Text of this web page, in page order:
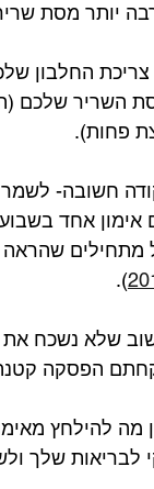
יותר מסת
צריכת החלבון
פחות).⁣
חשובה-
אימון אחד
שהראה שגם 1/9 מהנפח (שביצעו לפני כן) הצליח
).⁣
שלא נשכח את
הפסקה
מה להילחץ
לבריאות שלך